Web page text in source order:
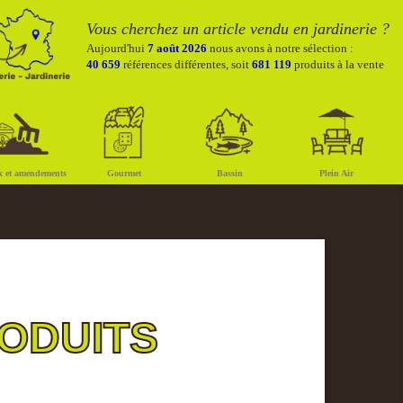
Vous cherchez un article vendu en jardinerie ?
Aujourd'hui 7 août 2026 nous avons à notre sélection :
40 659 références différentes, soit 681 119 produits à la vente
et amendements Gourmet Bassin Plein Air